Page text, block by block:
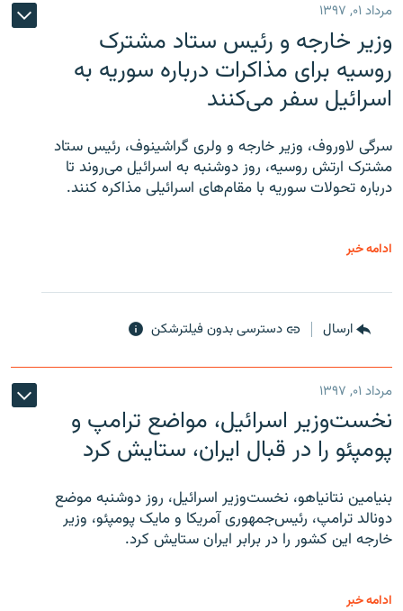
مرداد ۰۱, ۱۳۹۷
وزیر خارجه و رئیس‌ ستاد مشترک
روسیه برای مذاکرات درباره سوریه به
اسرائیل سفر می‌کنند
سرگی لاوروف، وزیر خارجه و ولری گراشینوف، رئیس ستاد
مشترک ارتش روسیه، روز دوشنبه به اسرائیل می‌روند تا
درباره تحولات سوریه با مقام‌های اسرائیلی مذاکره کنند.
ادامه خبر
ارسال دسترسی بدون فیلترشکن
مرداد ۰۱, ۱۳۹۷
نخست‌وزیر اسرائیل، مواضع ترامپ و
پومپئو را در قبال ایران، ستایش کرد
بنیامین نتانیاهو، نخست‌وزیر اسرائیل، روز دوشنبه موضع
دونالد ترامپ، رئیس‌جمهوری آمریکا و مایک پومپئو، وزیر
خارجه این کشور را در برابر ایران ستایش کرد.
ادامه خبر